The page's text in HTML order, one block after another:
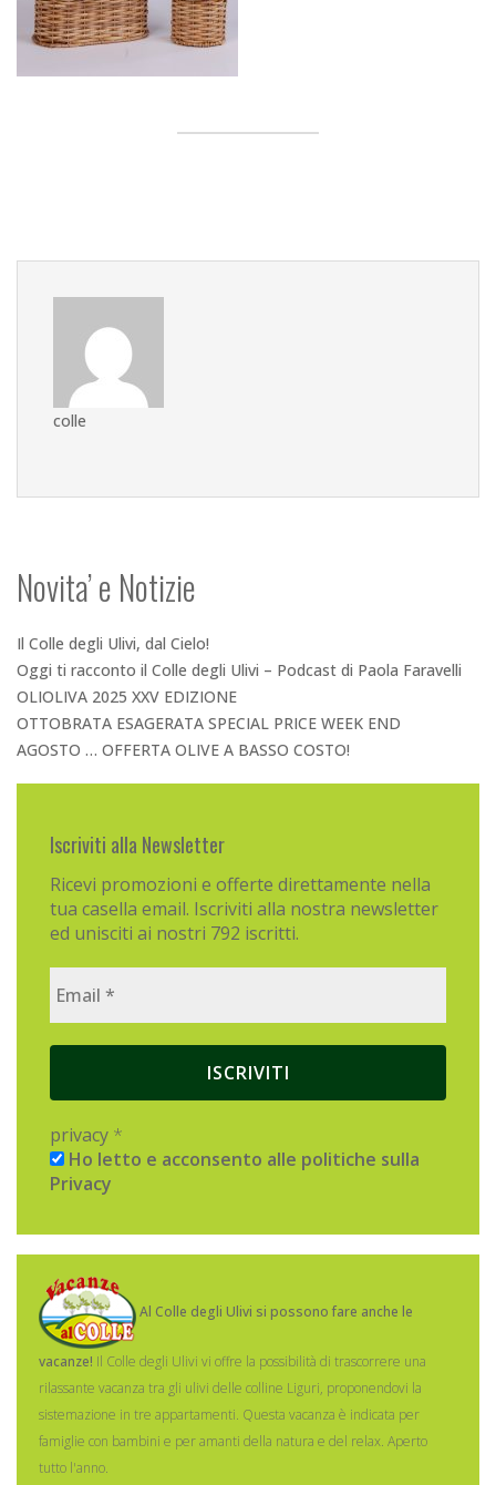
colle
Novita’ e Notizie
Il Colle degli Ulivi, dal Cielo!
Oggi ti racconto il Colle degli Ulivi – Podcast di Paola Faravelli
OLIOLIVA 2025 XXV EDIZIONE
OTTOBRATA ESAGERATA SPECIAL PRICE WEEK END
AGOSTO … OFFERTA OLIVE A BASSO COSTO!
Iscriviti alla Newsletter
Ricevi promozioni e offerte direttamente nella
tua casella email. Iscriviti alla nostra newsletter
ed unisciti ai nostri 792 iscritti.
privacy *
Ho letto e acconsento alle politiche sulla
Privacy
Al Colle degli Ulivi si possono fare anche le
vacanze! Il Colle degli Ulivi vi offre la possibilità di trascorrere una
rilassante vacanza tra gli ulivi delle colline Liguri, proponendovi la
sistemazione in tre appartamenti. Questa vacanza è indicata per
famiglie con bambini e per amanti della natura e del relax. Aperto
tutto l'anno.